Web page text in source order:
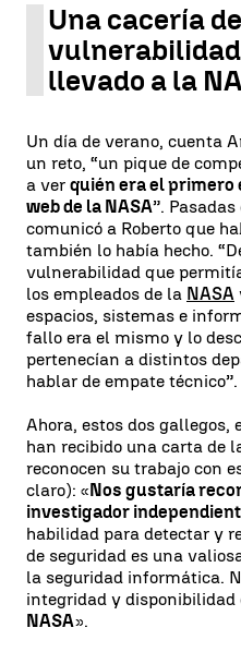
Una cacería de
llevado a la
Un día de verano, cuenta
un reto, “un pique de
a ver quién era el
web de la NASA”.
comunicó a Roberto que
también lo había hecho.
vulnerabilidad que
los empleados de la NASA
espacios, sistemas e
fallo era el mismo y lo
pertenecían a distintos
hablar de empate técnico”.
Ahora, estos dos gallegos,
han recibido una carta de
reconocen su trabajo con
claro): «Nos gustaría
investigador
habilidad para detectar y
de seguridad es una
la seguridad informática.
integridad y
NASA».